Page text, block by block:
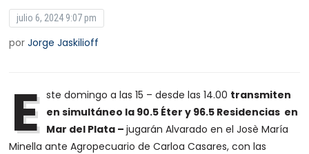
julio 6, 2024 9:07 pm
porJorge Jaskilioff
E ste domingo a las 15 – desde las 14.00 transmiten
en simultáneo la 90.5 Éter y 96.5 Residencias en
Mar del Plata –jugarán Alvarado en el Josè María
Minella ante Agropecuario de Carloa Casares, con las